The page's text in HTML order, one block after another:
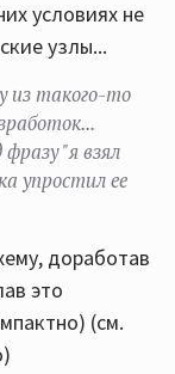
условиях не
узлы...
из такого-то
"я взял
упростил ее
доработав
это
(см.